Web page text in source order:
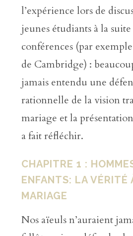
l’expérience lors de
jeunes étudiants à la suite
conférences (par
de Cambridge) :
jamais entendu une
rationnelle de la vision
mariage et la
a fait réfléchir.
CHAPITRE 1 :
ENFANTS: LA VÉRITÉ
MARIAGE
Nos aïeuls n’auraient